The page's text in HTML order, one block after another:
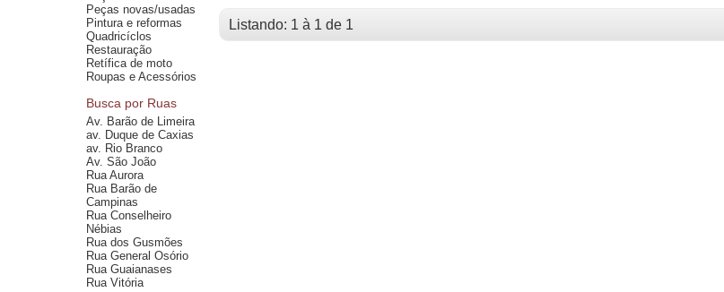
Peças novas/usadas
Pintura e reformas
Quadricíclos
Restauração
Retífica de moto
Roupas e Acessórios
Busca por Ruas
Av. Barão de Limeira
av. Duque de Caxias
av. Rio Branco
Av. São João
Rua Aurora
Rua Barão de
Campinas
Rua Conselheiro
Nébias
Rua dos Gusmões
Rua General Osório
Rua Guaianases
Rua Vitória
Listando: 1 à 1 de 1